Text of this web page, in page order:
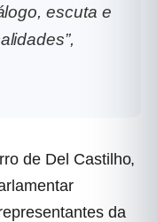
escuta e
de Del Castilho,
da